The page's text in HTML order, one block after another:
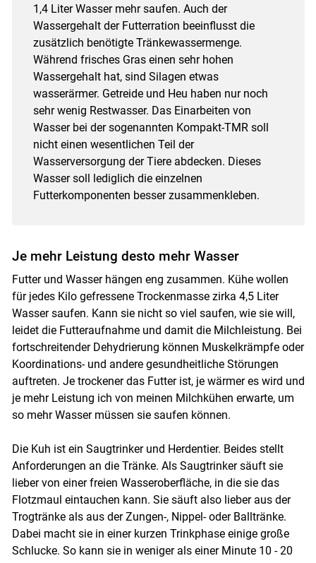
Skip to main content
1,4 Liter Wasser mehr saufen. Auch der
Wassergehalt der Futterration beeinflusst die
zusätzlich benötigte Tränkewassermenge.
Während frisches Gras einen sehr hohen
Wassergehalt hat, sind Silagen etwas
wasserärmer. Getreide und Heu haben nur noch
sehr wenig Restwasser. Das Einarbeiten von
Wasser bei der sogenannten Kompakt-TMR soll
nicht einen wesentlichen Teil der
Wasserversorgung der Tiere abdecken. Dieses
Wasser soll lediglich die einzelnen
Futterkomponenten besser zusammenkleben.
Je mehr Leistung desto mehr Wasser
Futter und Wasser hängen eng zusammen. Kühe wollen
für jedes Kilo gefressene Trockenmasse zirka 4,5 Liter
Wasser saufen. Kann sie nicht so viel saufen, wie sie will,
leidet die Futteraufnahme und damit die Milchleistung. Bei
fortschreitender Dehydrierung können Muskelkrämpfe oder
Koordinations- und andere gesundheitliche Störungen
auftreten. Je trockener das Futter ist, je wärmer es wird und
je mehr Leistung ich von meinen Milchkühen erwarte, um
so mehr Wasser müssen sie saufen können.
Die Kuh ist ein Saugtrinker und Herdentier. Beides stellt
Anforderungen an die Tränke. Als Saugtrinker säuft sie
lieber von einer freien Wasseroberfläche, in die sie das
Flotzmaul eintauchen kann. Sie säuft also lieber aus der
Trogtränke als aus der Zungen-, Nippel- oder Balltränke.
Dabei macht sie in einer kurzen Trinkphase einige große
Schlucke. So kann sie in weniger als einer Minute 10 - 20